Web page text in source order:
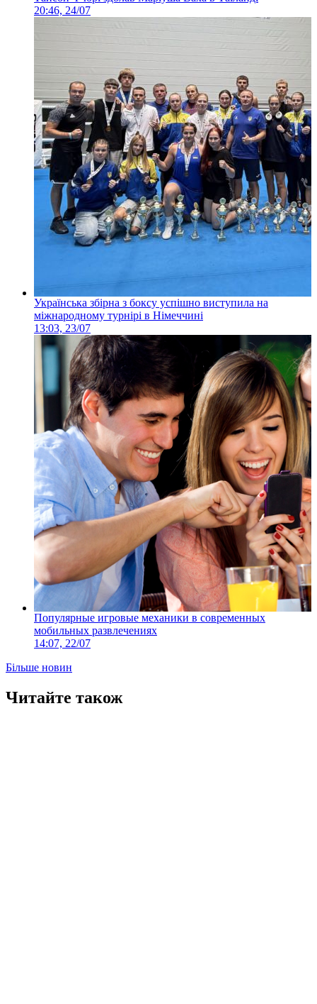
20:46, 24/07
Українська збірна з боксу успішно виступила на
міжнародному турнірі в Німеччині
13:03, 23/07
Популярные игровые механики в современных
мобильных развлечениях
14:07, 22/07
Більше новин
Читайте також